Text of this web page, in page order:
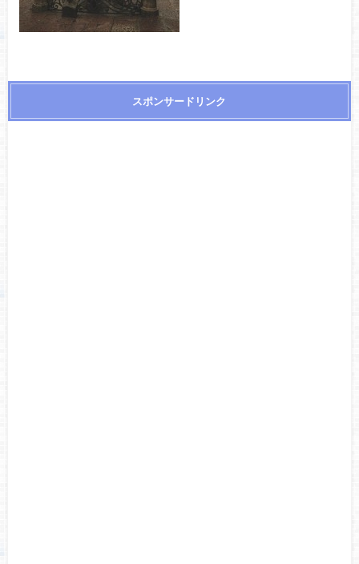
スポンサードリンク